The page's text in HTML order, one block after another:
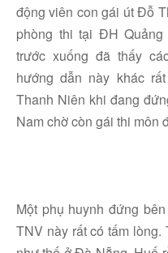
động viên con gái út Đỗ
phòng thi tại ĐH Quảng
trước xuống đã thấy
hướng dẫn này khác
Thanh Niên khi đang
Nam chờ còn gái thi môn
Một phụ huynh đứng
TNV này rất có tấm